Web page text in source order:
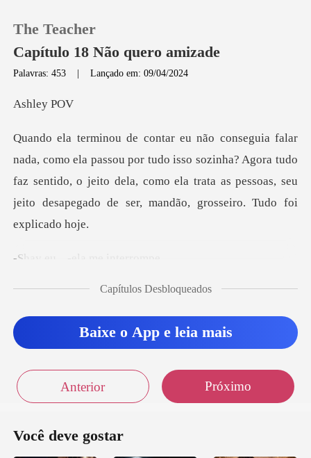
Loja
Histórico
Sair
The Teacher
Capítulo 18 Não quero amizade
Palavras: 453 |Lançado em: 09/04/2024
ley
tudo isso sozinha? Agora tudo
faz sentido, o jeito dela, como ela trata as pe
. -ela me
aqui e me abraça por
Capítulos Desbloqueados
Baixe o App e leia mais
Anterior Próximo
Você deve gostar